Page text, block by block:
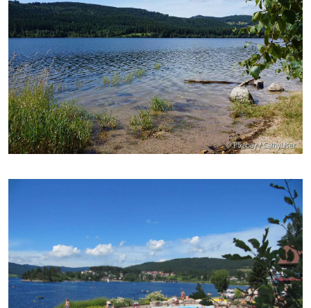
© Pixabay / CathyUser